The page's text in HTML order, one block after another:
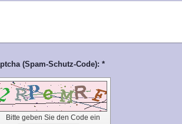
Captcha (Spam-Schutz-Code): *
Bitte geben Sie den Code ein